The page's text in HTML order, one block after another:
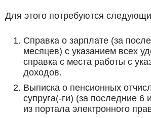
Для этого потребуются
Справка о зарплате (за
месяцев) с указанием всех
справка с места работы с
доходов.
Выписка о пенсионных
супруга(-ги) (за последние 6
из портала электронного